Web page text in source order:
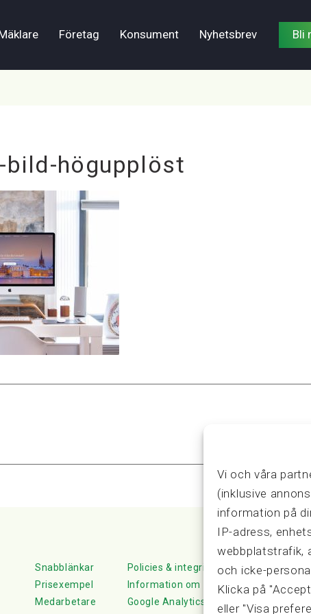
Vi och våra
(inklusive
information på
IP-adress,
webbplatstrafik,
och icke-
Klicka på
eller "Visa
Företag Konsument Nyhetsbrev Bli
bild-högupplöst
Snabblänkar
Prisexempel
Medarbetare
Policies & integritet
Information om Cookie-hantering och
Google Analytics